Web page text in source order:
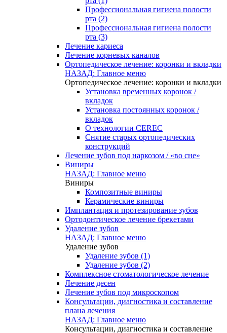
Профессиональная гигиена полости
рта (2)
Профессиональная гигиена полости
рта (3)
Лечение кариеса
Лечение корневых каналов
Ортопедическое лечение: коронки и вкладки
НАЗАД: Главное меню
Ортопедическое лечение: коронки и вкладки
Установка временных коронок /
вкладок
Установка постоянных коронок /
вкладок
О технологии CEREC
Снятие старых ортопедических
конструкций
Лечение зубов под наркозом / «во сне»
Виниры
НАЗАД: Главное меню
Виниры
Композитные виниры
Керамические виниры
Имплантация и протезирование зубов
Ортодонтическое лечение брекетами
Удаление зубов
НАЗАД: Главное меню
Удаление зубов
Удаление зубов (1)
Удаление зубов (2)
Комплексное стоматологическое лечение
Лечение десен
Лечение зубов под микроскопом
Консультации, диагностика и составление
плана лечения
НАЗАД: Главное меню
Консультации, диагностика и составление